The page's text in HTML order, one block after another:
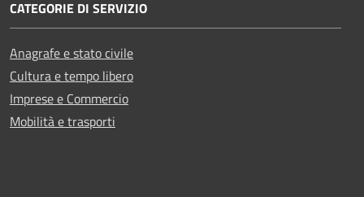
CATEGORIE DI SERVIZIO
Anagrafe e stato civile
Cultura e tempo libero
Imprese e Commercio
Mobilità e trasporti